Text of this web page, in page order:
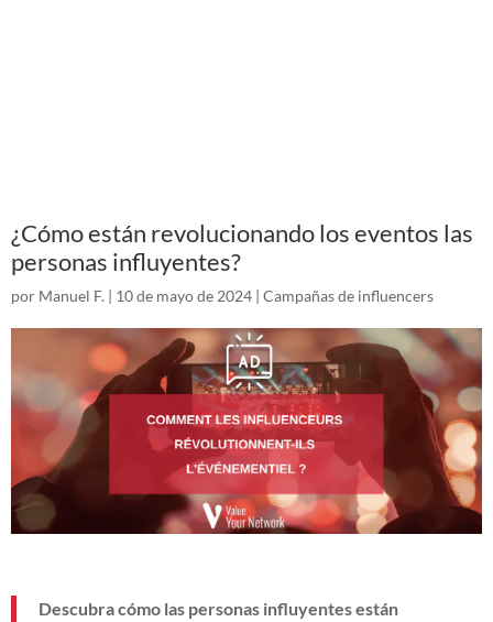
¿Cómo están revolucionando los eventos las
personas influyentes?
por Manuel F. | 10 de mayo de 2024 | Campañas de influencers
Descubra cómo las personas influyentes están